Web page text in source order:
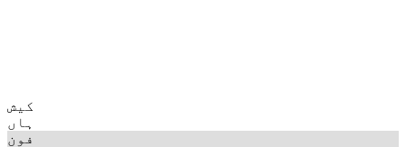
کیش
ہاں
فون